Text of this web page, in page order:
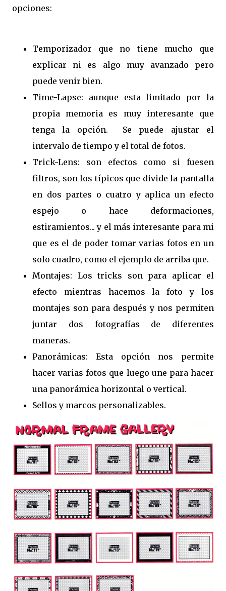
opciones:
Temporizador que no tiene mucho que
explicar ni es algo muy avanzado pero
puede venir bien.
Time-Lapse: aunque esta limitado por la
propia memoria es muy interesante que
tenga la opción. Se puede ajustar el
intervalo de tiempo y el total de fotos.
Trick-Lens: son efectos como si fuesen
filtros, son los típicos que divide la pantalla
en dos partes o cuatro y aplica un efecto
espejo o hace deformaciones,
estiramientos... y el más interesante para mi
que es el de poder tomar varias fotos en un
solo cuadro, como el ejemplo de arriba que.
Montajes: Los tricks son para aplicar el
efecto mientras hacemos la foto y los
montajes son para después y nos permiten
juntar dos fotografías de diferentes
maneras.
Panorámicas: Esta opción nos permite
hacer varias fotos que luego une para hacer
una panorámica horizontal o vertical.
Sellos y marcos personalizables.